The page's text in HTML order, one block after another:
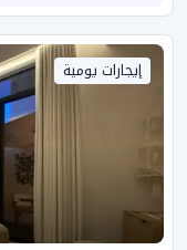
إيجارات يومية